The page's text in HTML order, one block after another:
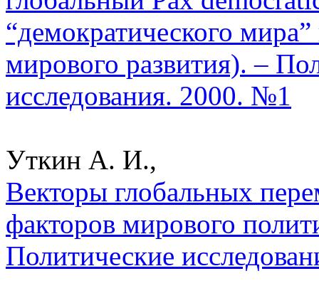
“демократического мира”
мирового развития). –
исследования. 2000. №1
Уткин А. И.,
Векторы глобальных
факторов мирового
Политические